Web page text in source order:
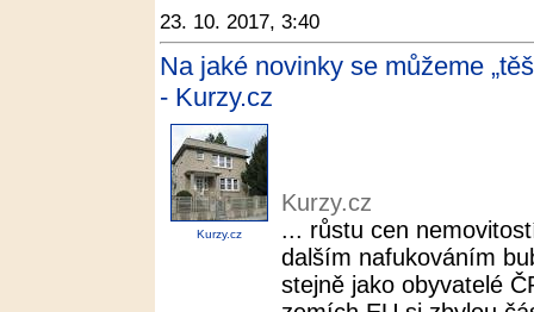
23. 10. 2017, 3:40
Na jaké novinky se můžeme
- Kurzy.cz
Kurzy.cz
Kurzy.cz
... růstu cen
dalším nafukováním
stejně jako obyvatelé